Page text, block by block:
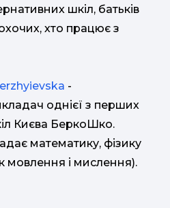
шкіл, батьків
охочих, хто працює з
-
однієї з перших
Києва БеркоШко.
математику, фізику
мовлення і мислення).